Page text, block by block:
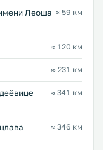
Леоша ≈ 59 км
≈ 120 км
≈ 231 км
≈ 341 км
≈ 346 км